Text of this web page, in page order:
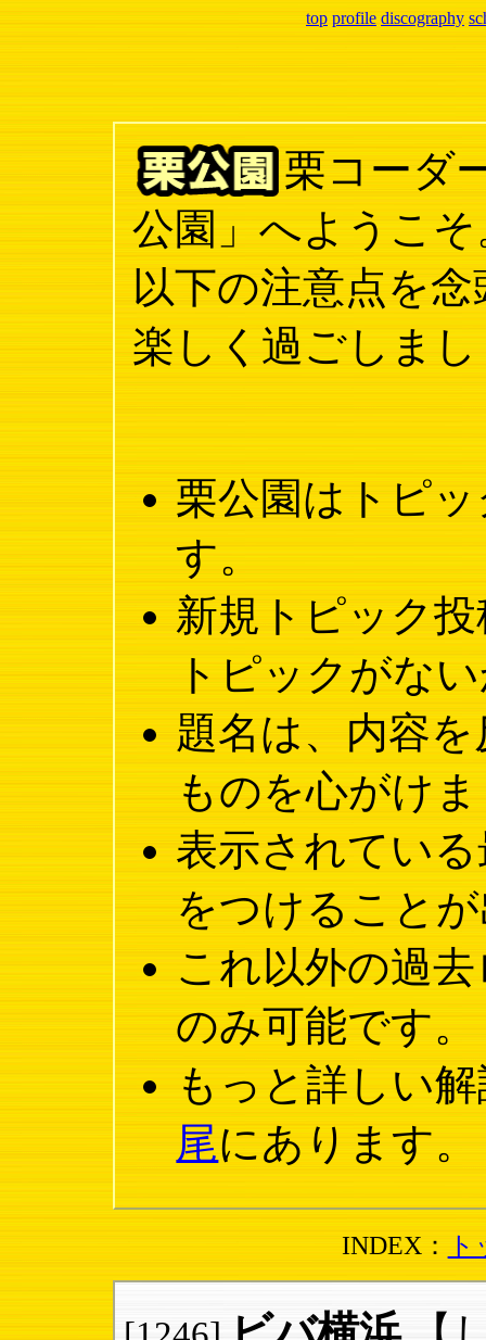
top profile discography
栗コーダ
公園」へようこそ
以下の注意点を
楽しく過ごしま
栗公園はトピ
す。
新規トピック
トピックがな
題名は、内容
ものを心がけ
表示されてい
をつけること
これ以外の過
のみ可能です。
もっと詳しい
尾にあります。
INDEX：